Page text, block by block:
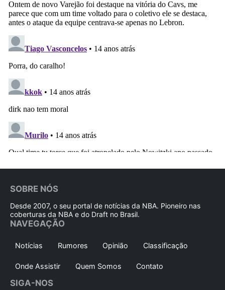
SOBRE NÓS
Desde 2007, o seu portal de notícias da NBA. Pioneiro nas
coberturas da NBA e do Draft no Brasil.
NAVEGAÇÃO
Notícias Rumores Opinião Classificação
Onde Assistir Quem Somos Contato
SIGA-NOS